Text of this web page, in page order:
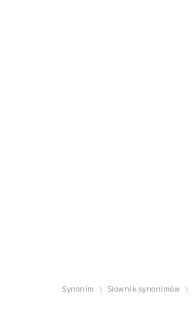
Synonim \ Słownik synonimów \